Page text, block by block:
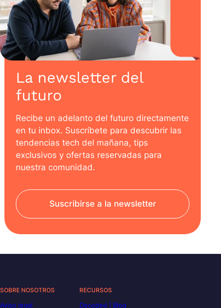
La newsletter del
futuro
Recibe un adelanto del futuro directamente
en tu inbox. Suscríbete para descubrir las
tendencias tech del mañana, tips
exclusivos y ofertas reservadas para
nuestra comunidad.
Suscribirse a la newsletter
SOBRE NOSOTROS
Aviso legal
RECURSOS
Decoded | Blog